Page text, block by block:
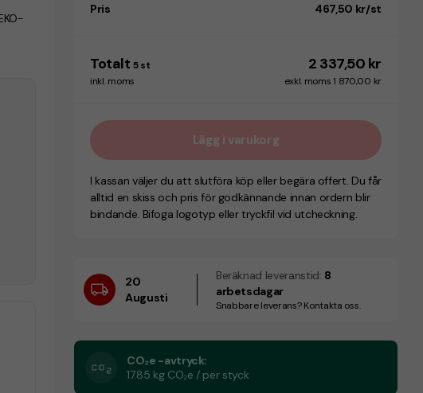
Pris
467,50 kr/st
Totalt 5 st 2 337,50 kr
inkl. moms exkl. moms 1 870,00 kr
Lägg i varukorg
I kassan väljer du att slutföra köp eller begära offert. Du får
alltid en skiss och pris för godkännande innan ordern blir
bindande. Bifoga logotyp eller tryckfil vid utcheckning.
20
Augusti
Beräknad leveranstid: 8
arbetsdagar
Snabbare leverans? Kontakta oss.
CO₂e -avtryck:
17.85 kg CO₂e / per styck